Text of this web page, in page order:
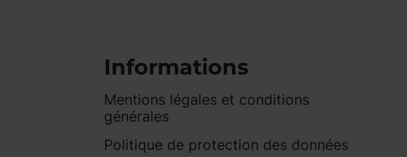
Informations
Mentions légales et conditions
générales
Politique de protection des données